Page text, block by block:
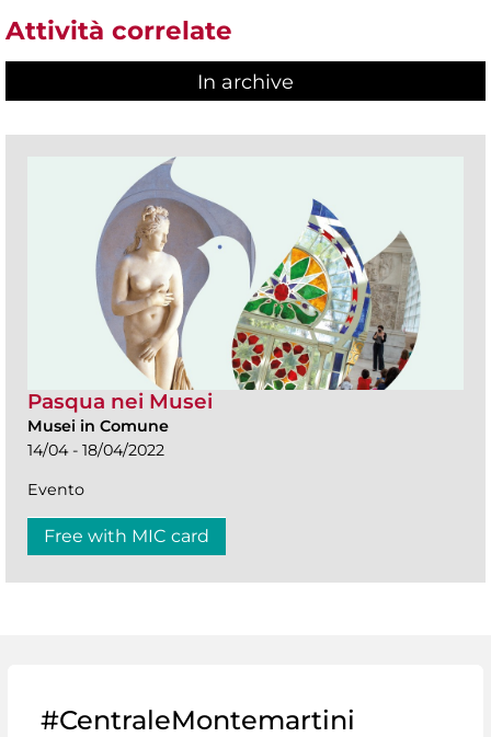
Attività correlate
In archive
Pasqua nei Musei
Musei in Comune
14/04 - 18/04/2022
Evento
Free with MIC card
#CentraleMontemartini